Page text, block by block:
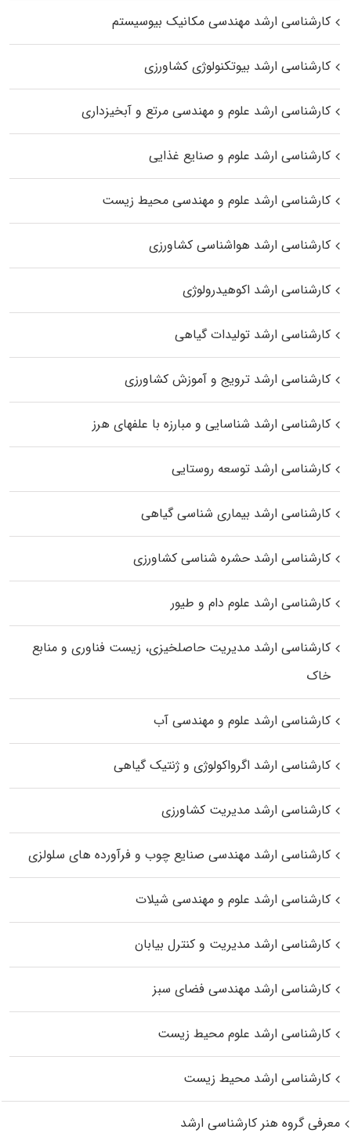
کارشناسی ارشد مهندسی مکانیک بیوسیستم
کارشناسی ارشد بیوتکنولوژی کشاورزی
کارشناسی ارشد علوم و مهندسی مرتع و آبخیزداری
کارشناسی ارشد علوم و صنایع غذایی
کارشناسی ارشد علوم و مهندسی محیط زیست
کارشناسی ارشد هواشناسی کشاورزی
کارشناسی ارشد اکوهیدرولوژی
کارشناسی ارشد تولیدات گیاهی
کارشناسی ارشد ترویج و آموزش کشاورزی
کارشناسی ارشد شناسایی و مبارزه با علفهای هرز
کارشناسی ارشد توسعه روستایی
کارشناسی ارشد بیماری‌ شناسی گیاهی
کارشناسی ارشد حشره‌ شناسی کشاورزی
کارشناسی ارشد علوم دام و طیور
کارشناسی ارشد مدیریت حاصلخیزی، زیست فناوری و منابع
خاک
کارشناسی ارشد علوم و مهندسی آب
کارشناسی ارشد اگرواکولوژی و ژنتیک گیاهی
کارشناسی ارشد مدیریت کشاورزی
کارشناسی ارشد مهندسی صنایع چوب و فرآورده‌ های سلولزی
کارشناسی ارشد علوم و مهندسی شیلات
کارشناسی ارشد مدیریت و کنترل بیابان
کارشناسی ارشد مهندسی فضای سبز
کارشناسی ارشد علوم محیط‌ زیست
کارشناسی ارشد محیط زیست
معرفی گروه هنر کارشناسی ارشد